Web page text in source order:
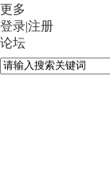
更多
登录|注册
论坛